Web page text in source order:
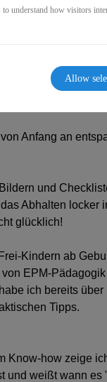
Babys verstehen!
Anfang an
und
Abhalten locker
glücklich!
Kindern ab
EPM-
ich bereits
Tipps.
Know-how zeige
und weißt wann es
understand how visitors
Allow